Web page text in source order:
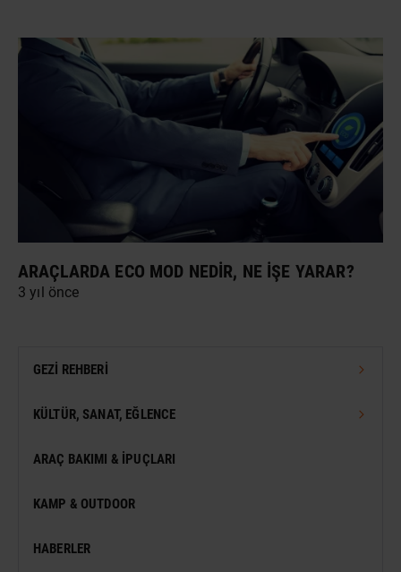
ARAÇLARDA ECO MOD NEDIR, NE İŞE YARAR?
3 yıl önce
GEZI REHBERI
TÜRKIYE GEZI REHBERI
KÜLTÜR, SANAT, EĞLENCE
FESTIVAL
ARAÇ BAKIMI & İPUÇLARI
KAMP & OUTDOOR
HABERLER